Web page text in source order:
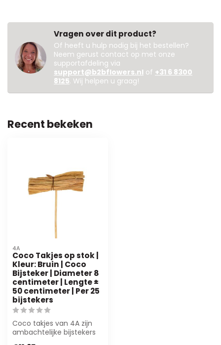
Vragen over dit product?
Of heeft u hulp nodig bij het bestellen?
Neem gerust contact op met onze
supportafdeling via
support@b2bflowers.nl of +31 6 8300
8125. Wij helpen u graag!
Recent bekeken
4A
Coco Takjes op stok |
Kleur: Bruin | Coco
Bijsteker | Diameter 8
centimeter | Lengte ±
50 centimeter | Per 25
bijstekers
Coco takjes van 4A zijn
ambachtelijke bijstekers